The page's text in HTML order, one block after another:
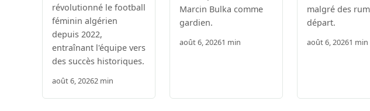
révolutionné le football
féminin algérien
depuis 2022,
entraînant l'équipe vers
des succès historiques.
août 6, 20262 min
Marcin Bulka comme
gardien.
août 6, 20261 min
malgré des
départ.
août 6, 20261 min